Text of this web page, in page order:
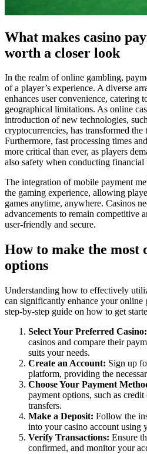
What makes casino
worth a closer look
In the realm of online gambling,
of a player’s experience. A diverse
enhances user convenience, catering
geographical limitations. As online
introduction of new technologies,
cryptocurrencies, has transformed the
Furthermore, fast processing times
more critical than ever, as players
also safety when conducting financial
The integration of mobile payment
the gaming experience, allowing
games anytime, anywhere. Casinos
advancements to remain competitive
user-friendly and secure.
How to make the most
options
Understanding how to effectively
can significantly enhance your online
step-by-step guide on how to get
Select Your Preferred Casino:
casinos and compare their
suits your needs.
Create an Account: Sign up
platform, providing the
Choose Your Payment
payment options, such as
transfers.
Make a Deposit: Follow the
into your casino account using
Verify Transactions: Ensure
confirmed, and monitor your